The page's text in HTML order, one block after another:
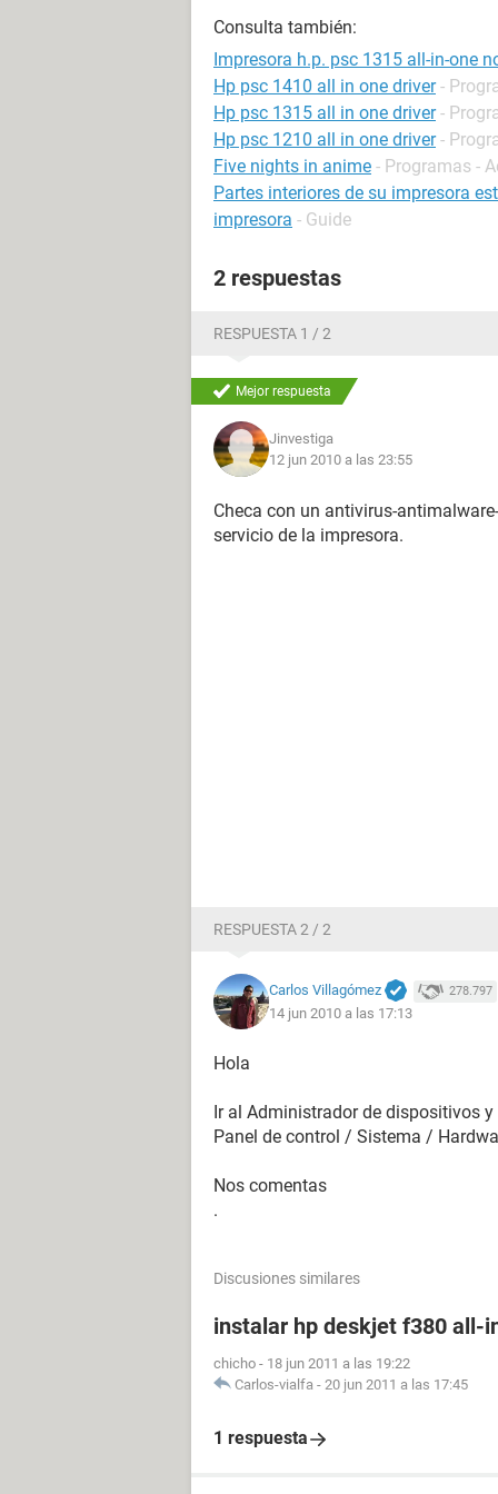
Consulta también:
Impresora h.p. psc 1315 all-in-one
Hp psc 1410 all in one driver -
Hp psc 1315 all in one driver -
Hp psc 1210 all in one driver -
Five nights in anime - Programas -
Partes interiores de su impresora
impresora - Guide
2 respuestas
RESPUESTA 1 / 2
Mejor respuesta
Jinvestiga
12 jun 2010 a las 23:55
Checa con un antivirus-
servicio de la impresora.
RESPUESTA 2 / 2
Carlos Villagómez 278.797
14 jun 2010 a las 17:13
Hola
Ir al Administrador de dispositivos
Panel de control / Sistema /
Nos comentas
.
Discusiones similares
instalar hp deskjet f380 all-
chicho - 18 jun 2011 a las 19:22
Carlos-vialfa - 20 jun 2011 a las 17:45
1 respuesta